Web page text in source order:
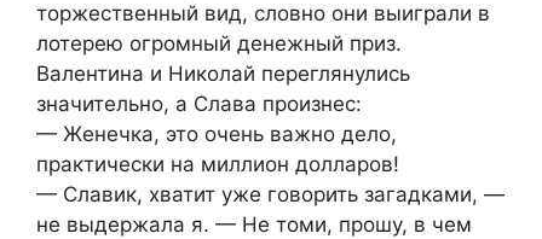
торжественный вид, словно они выиграли в
лотерею огромный денежный приз.
Валентина и Николай переглянулись
значительно, а Слава произнес:
— Женечка, это очень важно дело,
практически на миллион долларов!
— Славик, хватит уже говорить загадками, —
не выдержала я. — Не томи, прошу, в чем